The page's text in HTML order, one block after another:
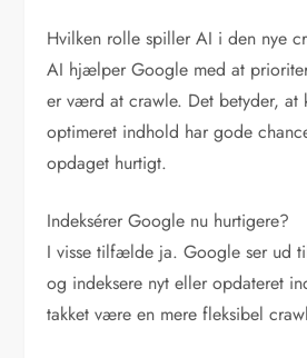
Hvilken rolle spiller AI i den nye
AI hjælper Google med at
er værd at crawle. Det betyder, at
optimeret indhold har gode
opdaget hurtigt.
Indeksérer Google nu hurtigere?
I visse tilfælde ja. Google ser ud
og indeksere nyt eller opdateret
takket være en mere fleksibel